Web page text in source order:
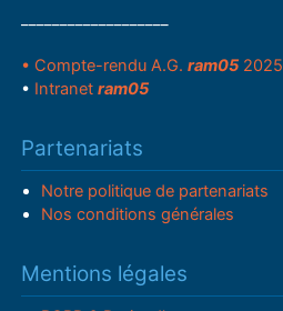
• Compte-rendu A.G.ram05 2025
• Intranetram05
Partenariats
Notre politique de partenariats
Nos conditions générales
Mentions légales